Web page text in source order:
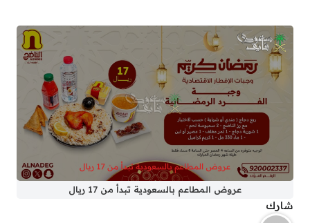
عروض المطاعم بالسعودية تبدأ من 17 ريال
شارك